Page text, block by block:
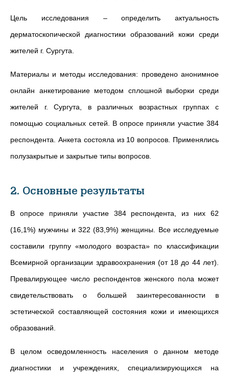
Цель исследования –определить актуальность
дерматоскопической диагностики образований кожи среди
жителей г. Сургута.
Материалы и методы исследования: проведено анонимное
онлайн анкетирование методом сплошной выборки среди
жителей г. Сургута, в различных возрастных группах с
помощью социальных сетей. В опросе приняли участие 384
респондента. Анкета состояла из 10 вопросов. Применялись
полузакрытые и закрытые типы вопросов.
2. Основные результаты
В опросе приняли участие 384 респондента, из них 62
(16,1%) мужчины и 322 (83,9%) женщины. Все исследуемые
составили группу «молодого возраста» по классификации
Всемирной организации здравоохранения (от 18 до 44 лет).
Превалирующее число респондентов женского пола может
свидетельствовать о большей заинтересованности в
эстетической составляющей состояния кожи и имеющихся
образований.
В целом осведомленность населения о данном методе
диагностики и учреждениях, специализирующихся на